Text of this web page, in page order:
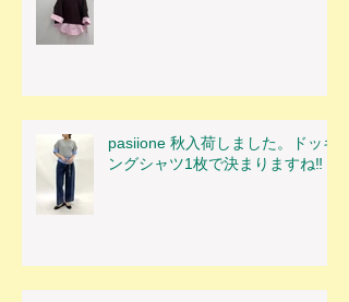
pasiione 秋入荷しました。ドッキ
ングシャツ1枚で決まりますね‼